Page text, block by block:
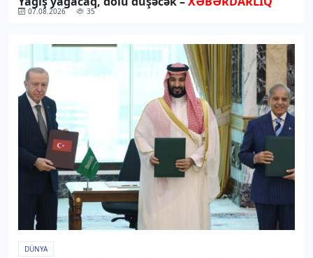
07.08.2026 35
DÜNYA